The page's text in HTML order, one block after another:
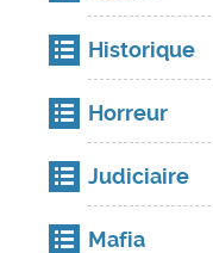
Historique
Horreur
Judiciaire
Mafia